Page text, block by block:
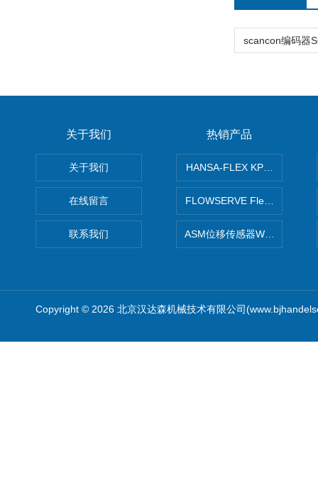
关于我们
关于我们
在线留言
联系我们
热销产品
HANSA-FLEX KP100P紧凑
FLOWSERVE Flex Wedge闸
ASM位移传感器WS10-750
Copyright © 2026 北京汉达森机械技术有限公司